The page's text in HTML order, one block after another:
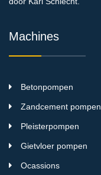
Machines
Betonpompen
Zandcement pompen
Pleisterpompen
Gietvloer pompen
Ocassions